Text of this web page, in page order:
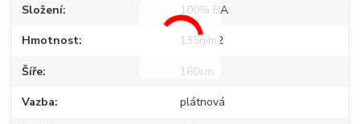
Složení 100% BA
Hmotnost 135g/m2
Šíře 160cm
Vazba plátnová